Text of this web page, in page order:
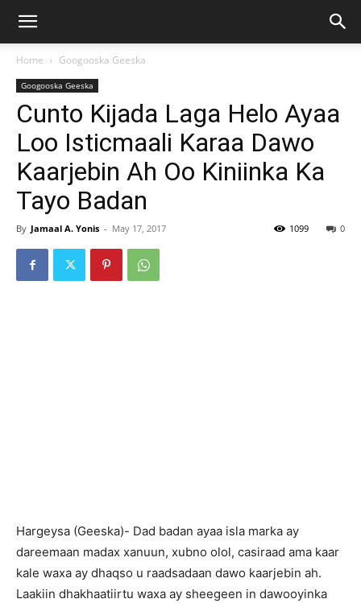
Home Googooska Geeska
Googooska Geeska
Cunto Kijada Laga Helo Ayaa
Loo Isticmaali Karaa Dawo
Kaarjebin Ah Oo Kiniinka Ka
Tayo Badan
By Jamaal A. Yonis - May 17, 2017 0
1099
Hargeysa (Geeska)- Dad badan ayaa isla marka ay
dareemaan madax xanuun, xubno olol, casiraad ama kaar
kale waxa ay dhaqso u raadsadaan dawo kaarjebin ah.
Laakiin dhakhaatiirtu waxa ay sheegeen in dawooyinka